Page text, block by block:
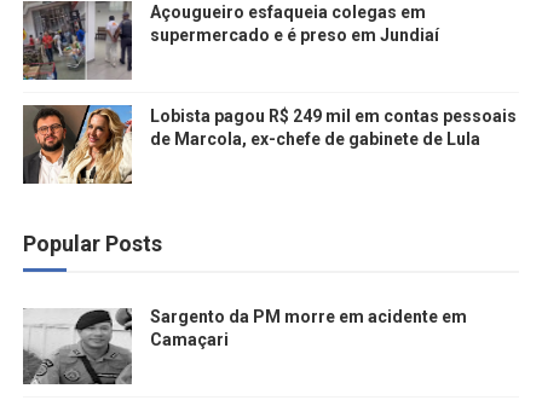
Açougueiro esfaqueia colegas em
supermercado e é preso em Jundiaí
Lobista pagou R$ 249 mil em contas pessoais
de Marcola, ex-chefe de gabinete de Lula
Popular Posts
Sargento da PM morre em acidente em
Camaçari